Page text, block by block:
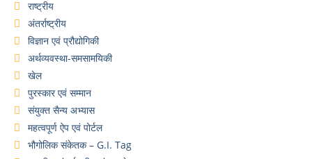
राष्ट्रीय
अंतर्राष्ट्रीय
विज्ञान एवं प्रौद्योगिकी
अर्थव्यवस्था-समसामयिकी
खेल
पुरस्कार एवं सम्मान
संयुक्त सैन्य अभ्यास
महत्वपूर्ण ऐप एवं पोर्टल
भौगोलिक संकेतक – G.I. Tag